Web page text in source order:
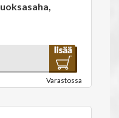
Varastossa